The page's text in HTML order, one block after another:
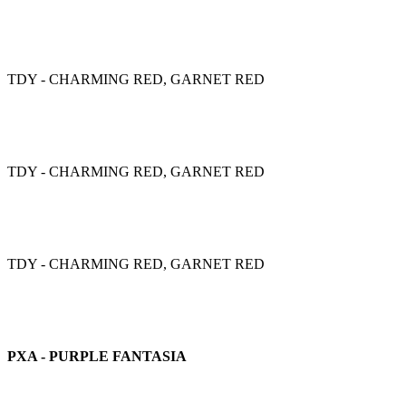
TDY - CHARMING RED, GARNET RED
TDY - CHARMING RED, GARNET RED
TDY - CHARMING RED, GARNET RED
PXA - PURPLE FANTASIA